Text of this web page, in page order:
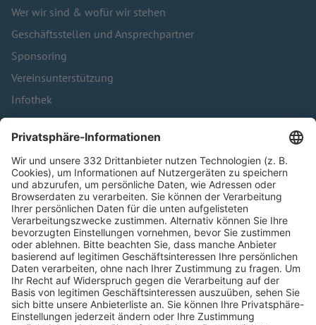
Wer wir sind & wofür wir stehen
Geschäftsstellen und Ansprechpartner
Sponsoring
Vereinsunterstützung
Infothek
Kontakt
HÄUFIG BESUCHTE SEITEN
Pässe und Vereinswechsel
Trainerausbildung
Schulungsangebot Vereinsmitarbeiter
BFV-Geschäftsstellen
Trainerbörse
Login SpielPlus